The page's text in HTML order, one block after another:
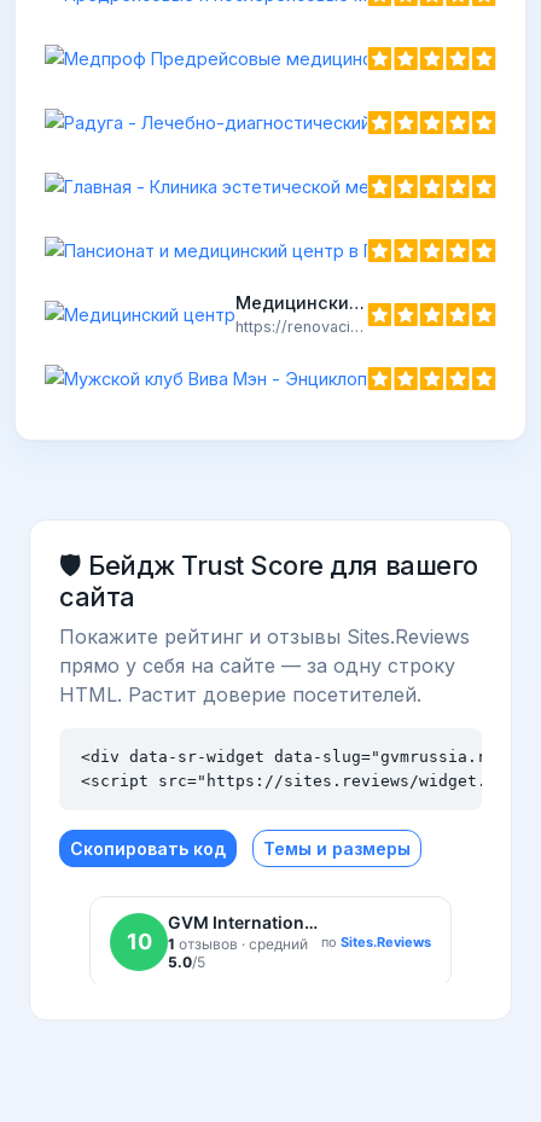
Главная -
https://
https://
Медицинский центр
https://renovacio-med.ru
🛡️ Бейдж Trust Score для вашего
сайта
Покажите рейтинг и отзывы Sites.Reviews
прямо у себя на сайте — за одну строку
HTML. Растит доверие посетителей.
<div data-sr-widget data-slug="gvmrussia.ru"
<script src="https://sites.reviews/widget.js"
Скопировать код Темы и размеры